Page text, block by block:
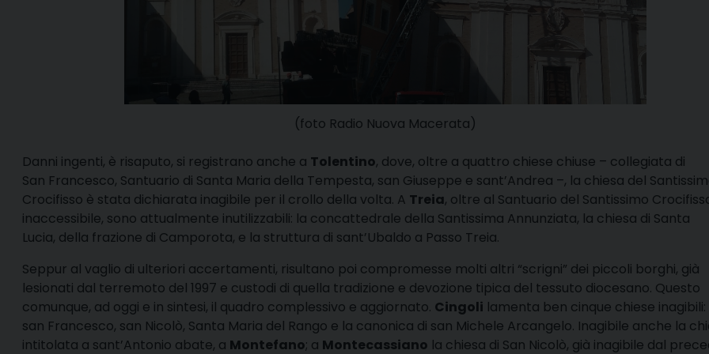
(foto Radio Nuova Macerata)
Danni ingenti, è risaputo, si registrano anche a Tolentino, dove, oltre a quattro chiese chiuse – collegiata di
San Francesco, Santuario di Santa Maria della Tempesta, san Giuseppe e sant’Andrea –, la chiesa del
Crocifisso è stata dichiarata inagibile per il crollo della volta. A Treia, oltre al Santuario del Santissimo
inaccessibile, sono attualmente inutilizzabili: la concattedrale della Santissima Annunziata, la chiesa di Santa
Lucia, della frazione di Camporota, e la struttura di sant’Ubaldo a Passo Treia.
Seppur al vaglio di ulteriori accertamenti, risultano poi compromesse molti altri “scrigni” dei piccoli borghi, già
lesionati dal terremoto del 1997 e custodi di quella tradizione e devozione tipica del tessuto diocesano. Questo
comunque, ad oggi e in sintesi, il quadro complessivo e aggiornato. Cingoli lamenta ben cinque chiese inagibili:
san Francesco, san Nicolò, Santa Maria del Rango e la canonica di san Michele Arcangelo. Inagibile anche la
intitolata a sant’Antonio abate, a Montefano; a Montecassiano la chiesa di San Nicolò, già inagibile dal